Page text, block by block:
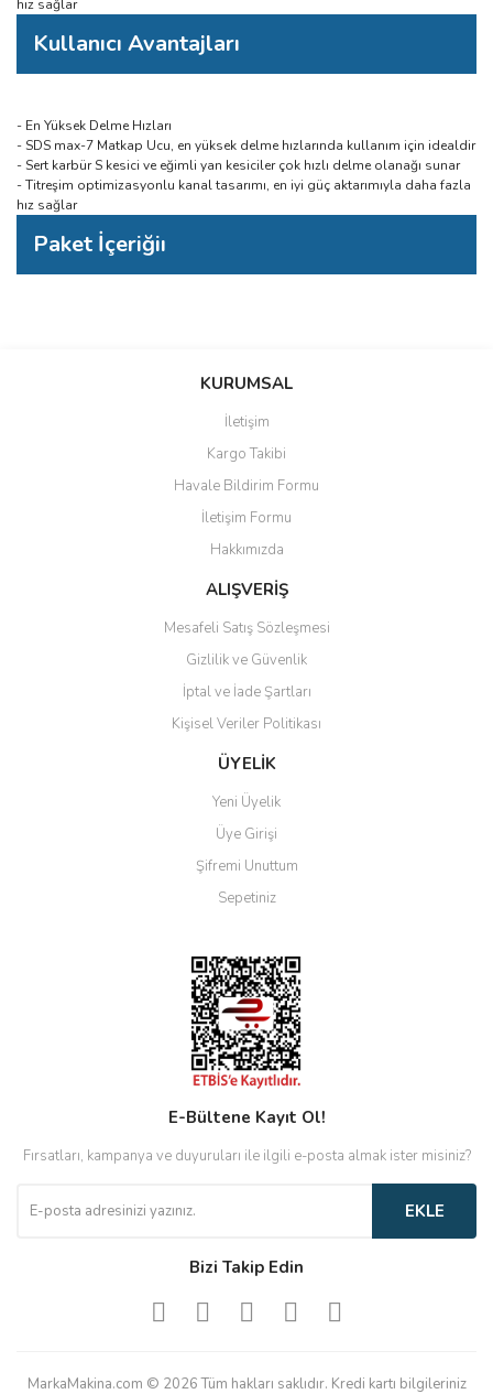
hız sağlar
Kullanıcı Avantajları
- En Yüksek Delme Hızları
- SDS max-7 Matkap Ucu, en yüksek delme hızlarında kullanım için idealdir
- Sert karbür S kesici ve eğimli yan kesiciler çok hızlı delme olanağı sunar
- Titreşim optimizasyonlu kanal tasarımı, en iyi güç aktarımıyla daha fazla
hız sağlar
Paket İçeriğiı
Bu ürüne ilk yorumu siz yapın!
Ürün resmi kalitesiz, bozuk veya görüntülenemiyor.
Ürün açıklamasında eksik bilgiler bulunuyor.
Ürün bilgilerinde hatalar bulunuyor.
Ürün fiyatı diğer sitelerden daha pahalı.
Bu ürüne benzer farklı alternatifler olmalı.
Gönder
KURUMSAL
İletişim
Kargo Takibi
Havale Bildirim Formu
İletişim Formu
Hakkımızda
ALIŞVERİŞ
Mesafeli Satış Sözleşmesi
Gizlilik ve Güvenlik
İptal ve İade Şartları
Kişisel Veriler Politikası
ÜYELİK
Yeni Üyelik
Üye Girişi
Şifremi Unuttum
Sepetiniz
E-Bültene Kayıt Ol!
Fırsatları, kampanya ve duyuruları ile ilgili e-posta almak ister misiniz?
EKLE
Bizi Takip Edin
MarkaMakina.com © 2026 Tüm hakları saklıdır. Kredi kartı bilgileriniz